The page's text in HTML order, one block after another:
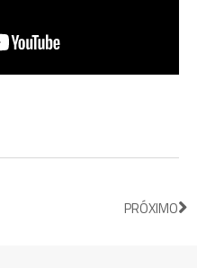
PRÓXIMO